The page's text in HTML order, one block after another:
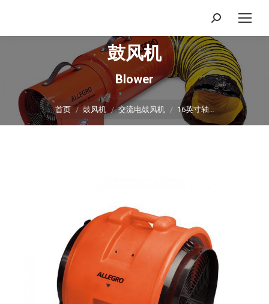
搜
索：
鼓风机
Blower
你在这里：
首页 鼓风机 交流电鼓风机 16英寸轴…